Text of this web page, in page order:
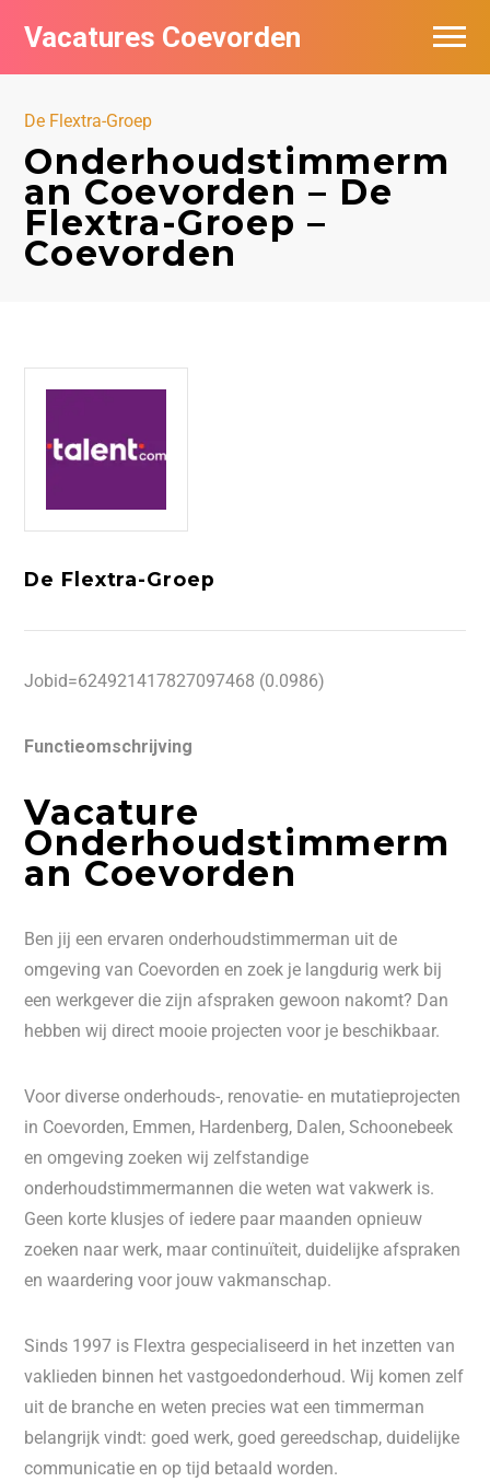
Vacatures Coevorden
De Flextra-Groep
Onderhoudstimmerm
an Coevorden – De
Flextra-Groep –
Coevorden
De Flextra-Groep
Jobid=624921417827097468 (0.0986)
Functieomschrijving
Vacature
Onderhoudstimmerm
an Coevorden
Ben jij een ervaren onderhoudstimmerman uit de
omgeving van Coevorden en zoek je langdurig werk bij
een werkgever die zijn afspraken gewoon nakomt? Dan
hebben wij direct mooie projecten voor je beschikbaar.
Voor diverse onderhouds-, renovatie- en mutatieprojecten
in Coevorden, Emmen, Hardenberg, Dalen, Schoonebeek
en omgeving zoeken wij zelfstandige
onderhoudstimmermannen die weten wat vakwerk is.
Geen korte klusjes of iedere paar maanden opnieuw
zoeken naar werk, maar continuïteit, duidelijke afspraken
en waardering voor jouw vakmanschap.
Sinds 1997 is Flextra gespecialiseerd in het inzetten van
vaklieden binnen het vastgoedonderhoud. Wij komen zelf
uit de branche en weten precies wat een timmerman
belangrijk vindt: goed werk, goed gereedschap, duidelijke
communicatie en op tijd betaald worden.
Vacatures per bedrijf
Nieuwsbrief feed